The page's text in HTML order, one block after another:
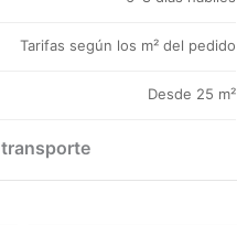
Tarifas según los m² del pedido
Desde 25 m²